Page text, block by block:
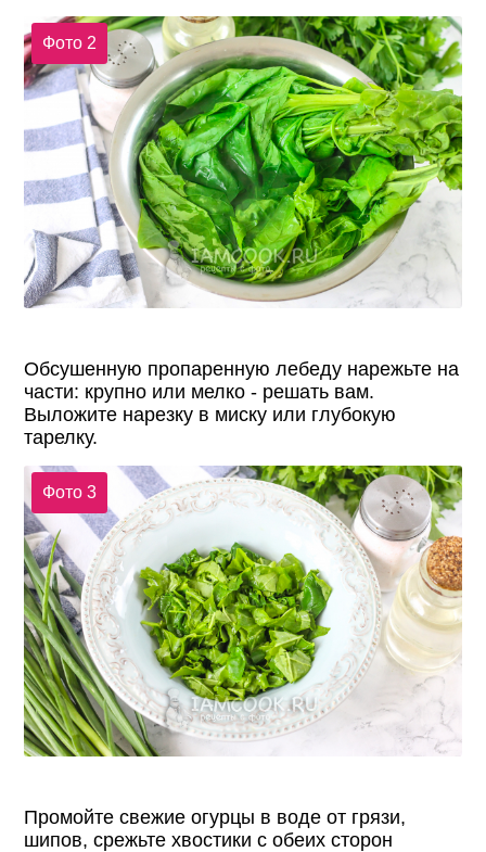
Фото 2
Обсушенную пропаренную лебеду нарежьте на
части: крупно или мелко - решать вам.
Выложите нарезку в миску или глубокую
тарелку.
Фото 3
Промойте свежие огурцы в воде от грязи,
шипов, срежьте хвостики с обеих сторон